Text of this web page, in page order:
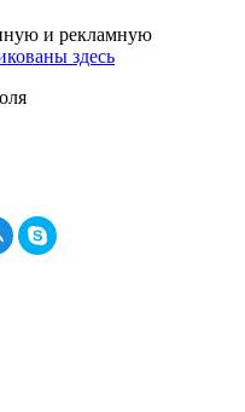
и рекламную
здесь